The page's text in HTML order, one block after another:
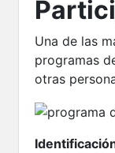
Una de las
programas
otras